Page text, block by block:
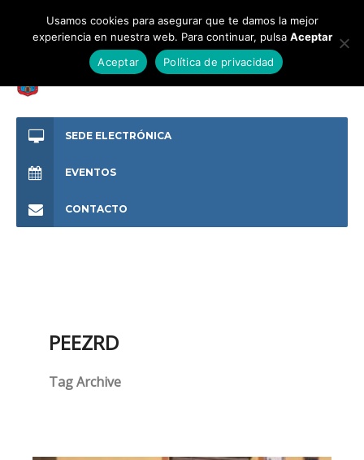
SEDE ELECTRÓNICA
EVENTOS
CONTACTO
PEEZRD
Tag Archive
Usamos cookies para asegurar que te damos la mejor
experiencia en nuestra web. Para continuar, pulsa Aceptar
Aceptar
Política de privacidad